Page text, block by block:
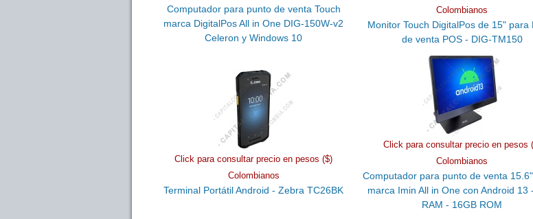
Computador para punto de venta Touch
marca DigitalPos All in One DIG-150W-v2
Celeron y Windows 10
Colombianos
Monitor Touch DigitalPos de 15" para
de venta POS - DIG-TM150
Click para consultar precio en pesos ($)
Colombianos
Terminal Portátil Android - Zebra TC26BK
Click para consultar precio en pesos
Colombianos
Computador para punto de venta
marca Imin All in One con Android 13
RAM - 16GB ROM